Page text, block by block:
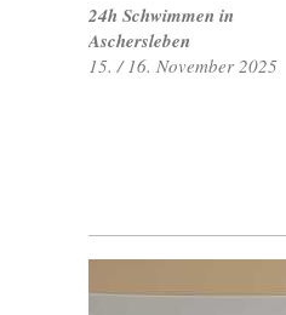
24h Schwimmen in
Aschersleben
15. / 16. November 2025